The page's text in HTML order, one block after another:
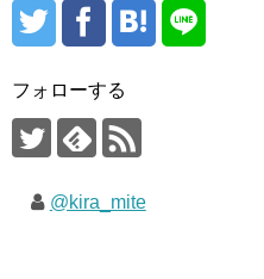
フォローする
@kira_mite